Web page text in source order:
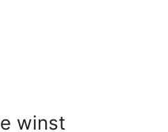
winst